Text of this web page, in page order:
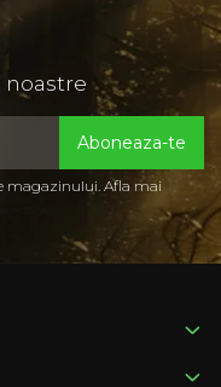
noastre
magazinului. Afla mai